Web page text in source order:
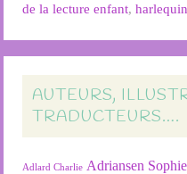
de la lecture enfant,
AUTEURS,
TRADUCTEURS….
Adlard Charlie Adriansen Sophie